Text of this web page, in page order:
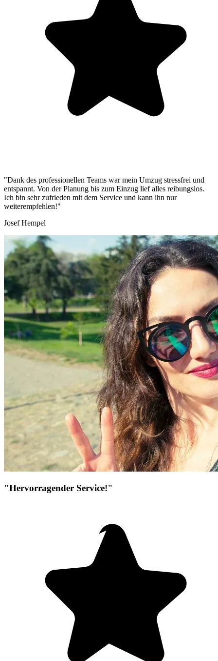
"Dank des professionellen Teams war mein Umzug stressfrei und
entspannt. Von der Planung bis zum Einzug lief alles reibungslos.
Ich bin sehr zufrieden mit dem Service und kann ihn nur
weiterempfehlen!"
Josef Hempel
"Hervorragender Service!"